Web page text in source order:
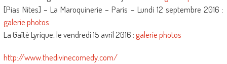
[Pias Nites] – La Maroquinerie – Paris – Lundi 12 septembre 2016 :
galerie photos
La Gaîté Lyrique, le vendredi 15 avril 2016 :galerie photos
http://www.thedivinecomedy.com/